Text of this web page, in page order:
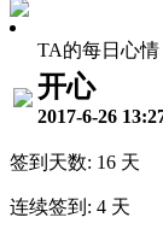
TA的每日心情
开心
2017-6-26
签到天数: 16 天
连续签到: 4 天